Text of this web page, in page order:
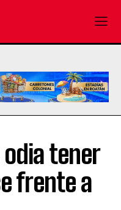
tener
frente a